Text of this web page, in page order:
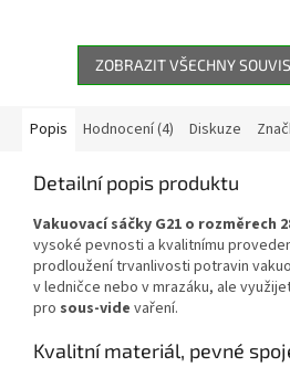
ZOBRAZIT VŠECHNY
Popis Hodnocení (4) Diskuze
Detailní popis produktu
Vakuovací sáčky G21 o rozměrech
vysoké pevnosti a kvalitnímu
prodloužení trvanlivosti potravin
v ledničce nebo v mrazáku, ale
pro sous-vide vaření.
Kvalitní materiál, pevné